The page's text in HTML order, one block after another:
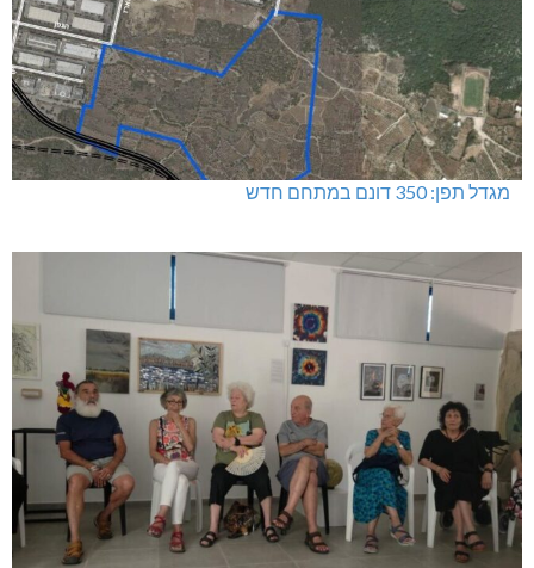
מגדל תפן: 350 דונם במתחם חדש